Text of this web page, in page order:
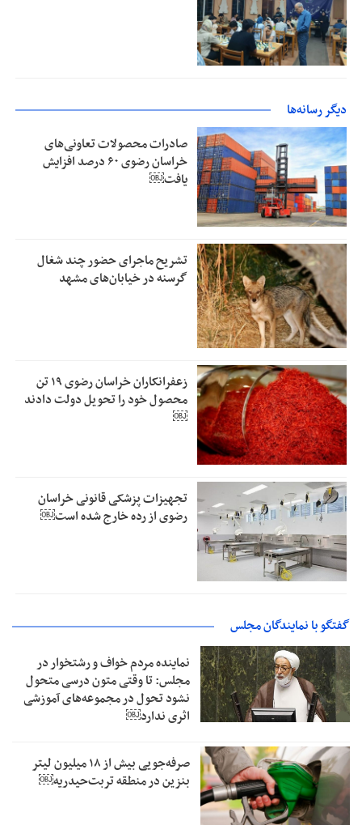
دیگر رسانه‌ها
صادرات محصولات تعاونی‌های
خراسان رضوی ۶۰ درصد افزایش
یافت￼
تشریح ماجرای حضور چند شغال
گرسنه در خیابان‌های مشهد
زعفرانکاران خراسان رضوی ۱۹ تن
محصول خود را تحویل دولت دادند
￼
تجهیزات پزشکی قانونی خراسان
رضوی از رده خارج شده است￼
گفتگو با نمایندگان مجلس
نماینده مردم خواف و رشتخوار در
مجلس: تا وقتی متون درسی متحول
نشود تحول در مجموعه‌های آموزشی
اثری ندارد￼
صرفه‌جویی بیش از ۱۸ میلیون لیتر
بنزین در منطقه تربت‌حیدریه￼